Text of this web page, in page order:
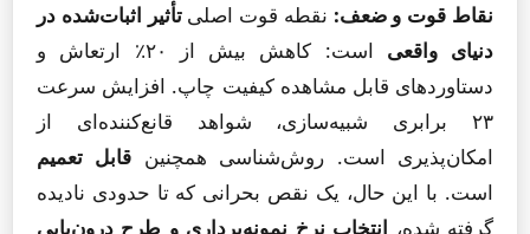
نقاط قوت و ضعف: نقطه قوت اصلیتأثیر اثبات‌شده در
دنیای واقعی
است: کاهش بیش از ۲۰٪ ارتعاش و
دستاوردهای قابل مشاهده کیفیت چاپ. افزایش سرعت
۲۳ برابری شبیه‌سازی، شواهد قانع‌کننده‌ای از
امکان‌پذیری است. روش‌شناسی همچنین قابل تعمیم
است. با این حال، یک نقص بحرانی که تا حدودی نادیده
گرفته شده، انتخاب نرخ نمونه‌برداری و طرح درون‌یابی